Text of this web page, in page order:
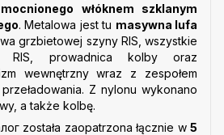
włóknem szklanym
. Metalowa jest tu masywna lufa
grzbietowej szyny RIS, wszystkie
RIS, prowadnica kolby oraz
wewnętrzny wraz z zespołem
Z nylonu wykonano
a także kolbę.
została zaopatrzona łącznie w 5